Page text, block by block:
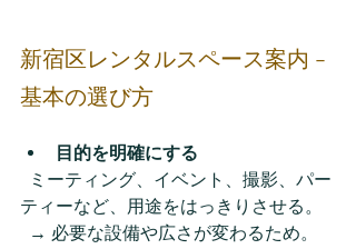
新宿区レンタルスペース案内 -
基本の選び方
目的を明確にする
ティーなど、用途をはっきりさせる。
  → 必要な設備や広さが変わるため。